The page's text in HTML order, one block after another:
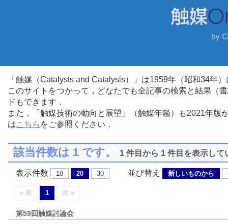
「触媒（Catalysts and Catalysis）」は1959年（昭和34年
このサイトをつかって，どなたでも全記事の検索と結果（
ドもできます．
また，「触媒技術の動向と展望」（触媒年鑑）も2021年
はこちら をご参照ください．
該当件数は 1 です。1 件目から 1 件目を表示して
表示件数 10 20 30 並び替え 新しいものから
« 前 1 次 »
第59回触媒討論会